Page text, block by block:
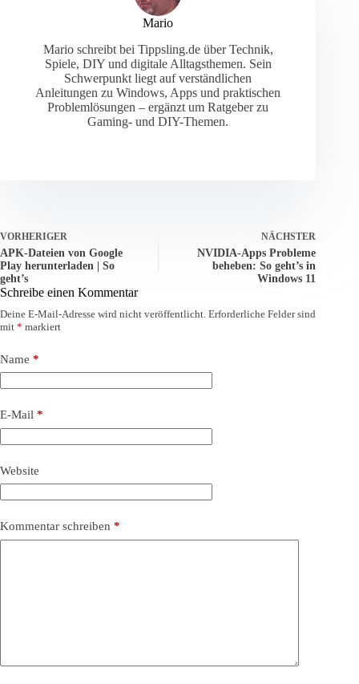
Mario
Mario schreibt bei Tippsling.de über Technik,
Spiele, DIY und digitale Alltagsthemen. Sein
Schwerpunkt liegt auf verständlichen
Anleitungen zu Windows, Apps und praktischen
Problemlösungen – ergänzt um Ratgeber zu
Gaming- und DIY-Themen.
VORHERIGER
APK-Dateien von Google
Play herunterladen | So
geht’s
NÄCHSTER
NVIDIA-Apps Probleme
beheben: So geht’s in
Windows 11
Schreibe einen Kommentar
Deine E-Mail-Adresse wird nicht veröffentlicht. Erforderliche Felder sind
mit * markiert
Name *
E-Mail *
Website
Kommentar schreiben *